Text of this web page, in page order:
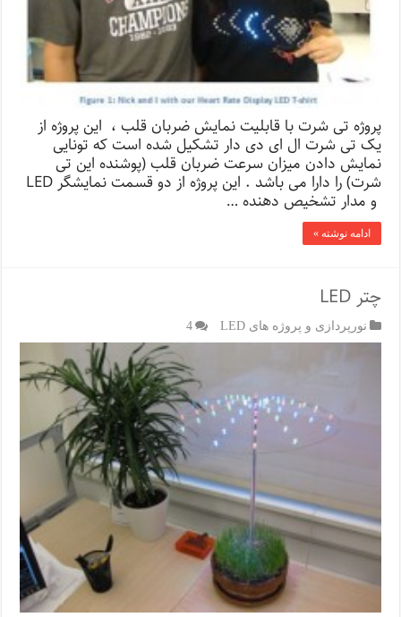
پروژه تی شرت با قابلیت نمایش ضربان قلب ، این پروژه از
یک تی شرت ال ای دی دار تشکیل شده است که تونایی
نمایش دادن میزان سرعت ضربان قلب (پوشنده این تی
شرت) را دارا می باشد . این پروژه از دو قسمت نمایشگر LED
و مدار تشخیص دهنده …
ادامه نوشته »
چتر LED
نورپردازی و پروژه های LED 4